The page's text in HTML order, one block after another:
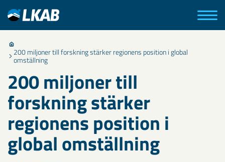
200 miljoner till forskning stärker regionens position i global
omställning
200 miljoner till
forskning stärker
regionens position i
global omställning